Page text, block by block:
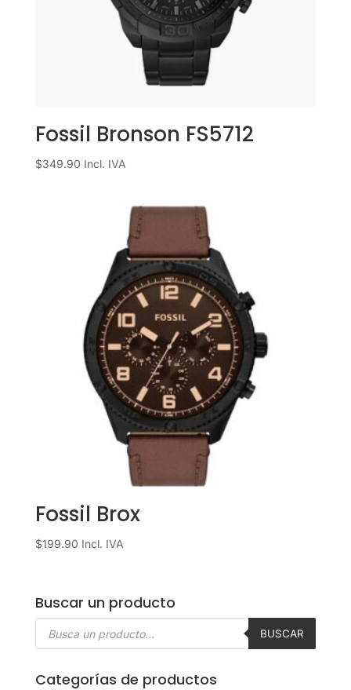
Fossil Bronson FS5712
$349.90 Incl. IVA
Fossil Brox
$199.90 Incl. IVA
Buscar un producto
Búsqueda
BUSCAR
Categorías de productos